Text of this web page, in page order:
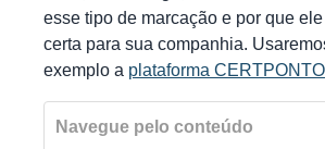
esse tipo de marcação e por que
certa para sua companhia.
exemplo a plataforma CERTPONTO
Navegue pelo conteúdo